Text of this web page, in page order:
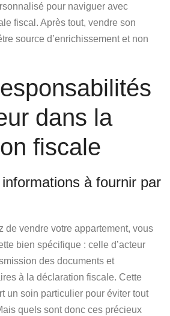
pour naviguer avec
fiscal. Après tout, vendre son
source d’enrichissement et non
dans la
fiscale
à fournir par
de vendre votre appartement, vous
bien spécifique : celle d’acteur
des documents et
à la déclaration fiscale. Cette
un soin particulier pour éviter tout
quels sont donc ces précieux